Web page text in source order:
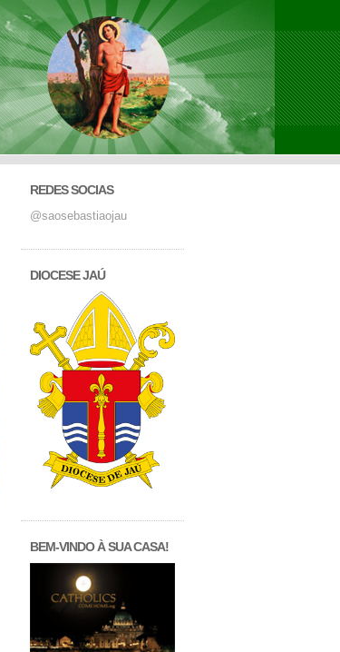
REDES SOCIAS
@saosebastiaojau
DIOCESE JAÚ
BEM-VINDO À SUA CASA!